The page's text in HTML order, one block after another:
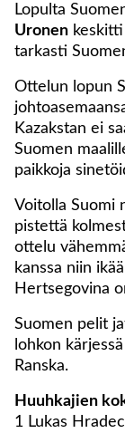
Lopulta
Uronen keskitti
tarkasti
Ottelun lopun
Kazakstan ei
Suomen
paikkoja
Voitolla Suomi
pistettä
ottelu
kanssa niin
Hertsegovina
Suomen pelit
lohkon
Ranska.
Huuhkajien
1 Lukas